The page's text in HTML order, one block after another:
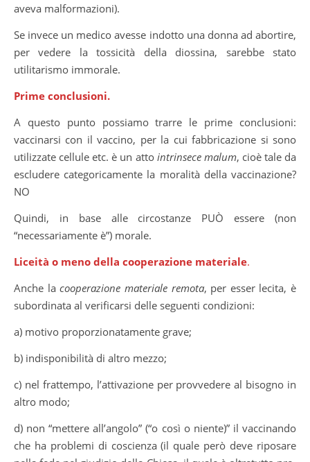
aveva malformazioni).
Se invece un medico avesse indotto una donna ad abortire,
per vedere la tossicità della diossina, sarebbe stato
utilitarismo immorale.
Prime conclusioni.
A questo punto possiamo trarre le prime conclusioni:
vaccinarsi con il vaccino, per la cui fabbricazione si sono
utilizzate cellule etc. è un atto intrinsece malum, cioè tale da
escludere categoricamente la moralità della vaccinazione?
NO
Quindi, in base alle circostanze PUÒ essere (non
“necessariamente è”) morale.
Liceità o meno della cooperazione materiale.
Anche lacooperazione materiale remota, per esser lecita, è
subordinata al verificarsi delle seguenti condizioni:
a) motivo proporzionatamente grave;
b) indisponibilità di altro mezzo;
c) nel frattempo, l’attivazione per provvedere al bisogno in
altro modo;
d) non “mettere all’angolo” (“o così o niente)” il vaccinando
che ha problemi di coscienza (il quale però deve riposare